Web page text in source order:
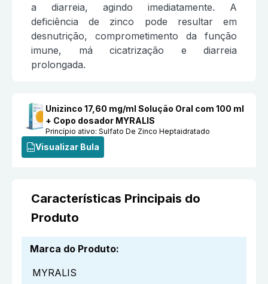
a diarreia, agindo imediatamente. A
deficiência de zinco pode resultar em
desnutrição, comprometimento da função
imune, má cicatrização e diarreia
prolongada.
Unizinco 17,60 mg/ml Solução Oral com 100 ml
+ Copo dosador MYRALIS
Princípio ativo:Sulfato De Zinco Heptaidratado
Visualizar Bula
Características Principais do
Produto
Marca do Produto:
MYRALIS